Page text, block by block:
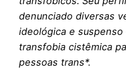
denunciado diversas
ideológica e
transfobia cistêmica
pessoas trans*.